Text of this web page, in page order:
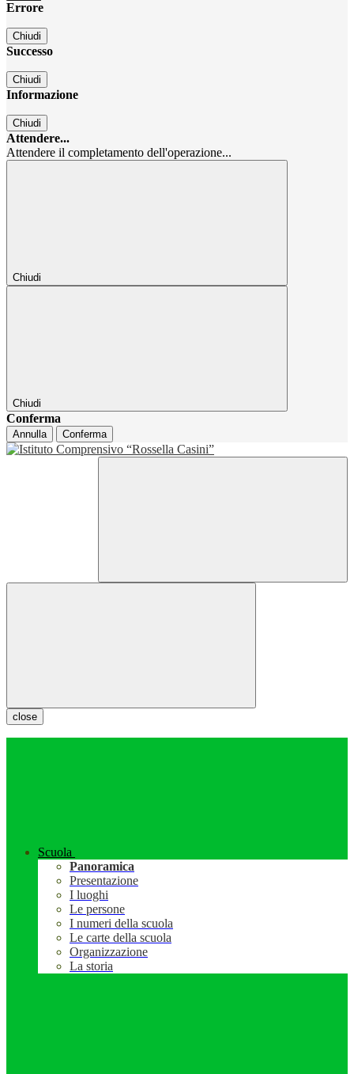
Errore
Chiudi
Successo
Chiudi
Informazione
Chiudi
Attendere...
Attendere il completamento dell'operazione...
Chiudi
Chiudi
Conferma
Annulla Conferma
close
Scuola
Panoramica
Presentazione
I luoghi
Le persone
I numeri della scuola
Le carte della scuola
Organizzazione
La storia